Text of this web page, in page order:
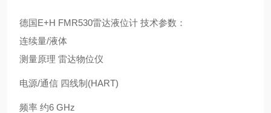
德国E+H FMR530雷达液位计 技术参数：
连续量/液体
测量原理 雷达物位仪
电源/通信 四线制(HART)
频率 约6 GHz